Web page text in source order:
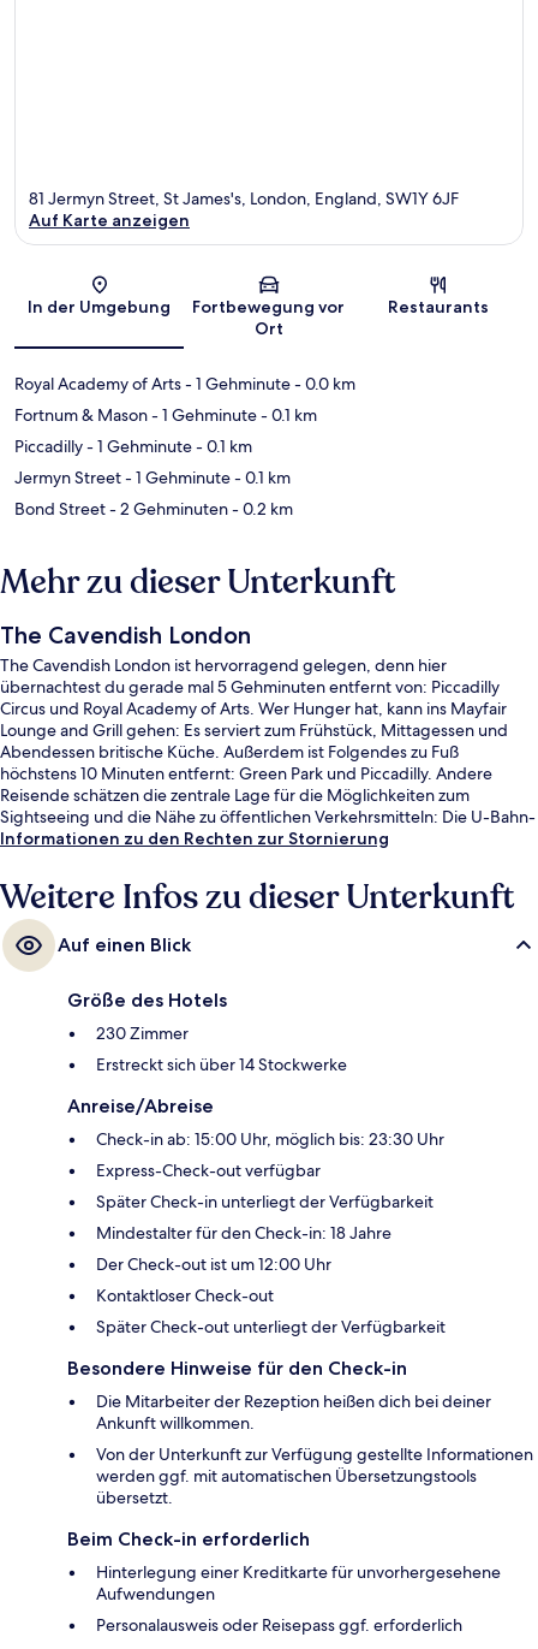
Karte
81 Jermyn Street, St James's, London, England, SW1Y 6JF
Auf Karte anzeigen
In der Umgebung
Fortbewegung vor
Ort
Restaurants
Royal Academy of Arts- 1 Gehminute- 0.0 km
Fortnum & Mason- 1 Gehminute- 0.1 km
Piccadilly- 1 Gehminute- 0.1 km
Jermyn Street- 1 Gehminute- 0.1 km
Bond Street- 2 Gehminuten- 0.2 km
Mehr zu dieser Unterkunft
The Cavendish London
The Cavendish London ist hervorragend gelegen, denn hier
übernachtest du gerade mal 5 Gehminuten entfernt von: Piccadilly
Circus und Royal Academy of Arts. Wer Hunger hat, kann ins Mayfair
Lounge and Grill gehen: Es serviert zum Frühstück, Mittagessen und
Abendessen britische Küche. Außerdem ist Folgendes zu Fuß
höchstens 10 Minuten entfernt: Green Park und Piccadilly. Andere
Reisende schätzen die zentrale Lage für die Möglichkeiten zum
Sightseeing und die Nähe zu öffentlichen Verkehrsmitteln: Die U-Bahn-
Station Green Park ist 5 Gehminuten und die U-Bahn-Station Piccadilly
Informationen zu den Rechten zur Stornierung
Weitere Infos zu dieser Unterkunft
Auf einen Blick
Größe des Hotels
230 Zimmer
Erstreckt sich über 14 Stockwerke
Anreise/Abreise
Check-in ab: 15:00 Uhr, möglich bis: 23:30 Uhr
Express-Check-out verfügbar
Später Check-in unterliegt der Verfügbarkeit
Mindestalter für den Check-in: 18 Jahre
Der Check-out ist um 12:00 Uhr
Kontaktloser Check-out
Später Check-out unterliegt der Verfügbarkeit
Besondere Hinweise für den Check-in
Die Mitarbeiter der Rezeption heißen dich bei deiner
Ankunft willkommen.
Von der Unterkunft zur Verfügung gestellte Informationen
werden ggf. mit automatischen Übersetzungstools
übersetzt.
Beim Check-in erforderlich
Hinterlegung einer Kreditkarte für unvorhergesehene
Aufwendungen
Personalausweis oder Reisepass ggf. erforderlich